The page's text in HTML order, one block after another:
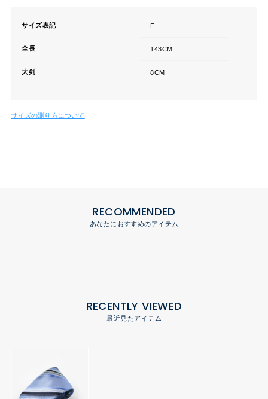
サイズ表記 F
全長 143CM
大剣 8CM
サイズの測り方について
RECOMMENDED
あなたにおすすめのアイテム
RECENTLY VIEWED
最近見たアイテム